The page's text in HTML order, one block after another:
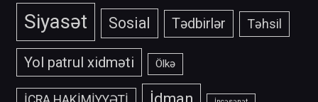
Siyasət Sosial Tədbirlər Təhsil
Yol patrul xidməti Ölkə